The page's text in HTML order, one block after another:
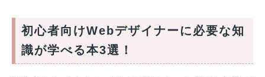
初心者向けWebデザイナーに必要な知
識が学べる本3選！